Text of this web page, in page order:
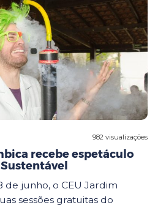
982 visualizações
recebe espetáculo
de junho, o CEU Jardim
sessões gratuitas do